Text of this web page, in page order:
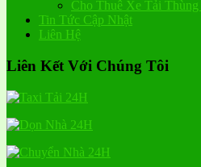
Cho Thuê Xe Tải
Tin Tức Cập Nhật
Liên Hệ
Liên Kết Với Chúng Tôi